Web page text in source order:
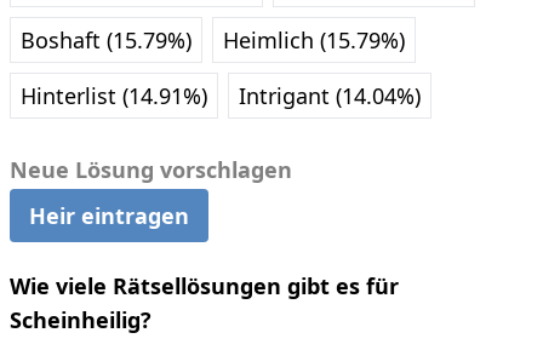
Boshaft (15.79%)
Heimlich (15.79%)
Hinterlist (14.91%)
Intrigant (14.04%)
Neue Lösung vorschlagen
Heir eintragen
Wie viele Rätsellösungen gibt es für
Scheinheilig?